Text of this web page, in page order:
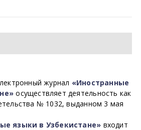
журнал «Иностранные
осуществляет деятельность как
№ 1032, выданном 3 мая
языки в Узбекистане» входит